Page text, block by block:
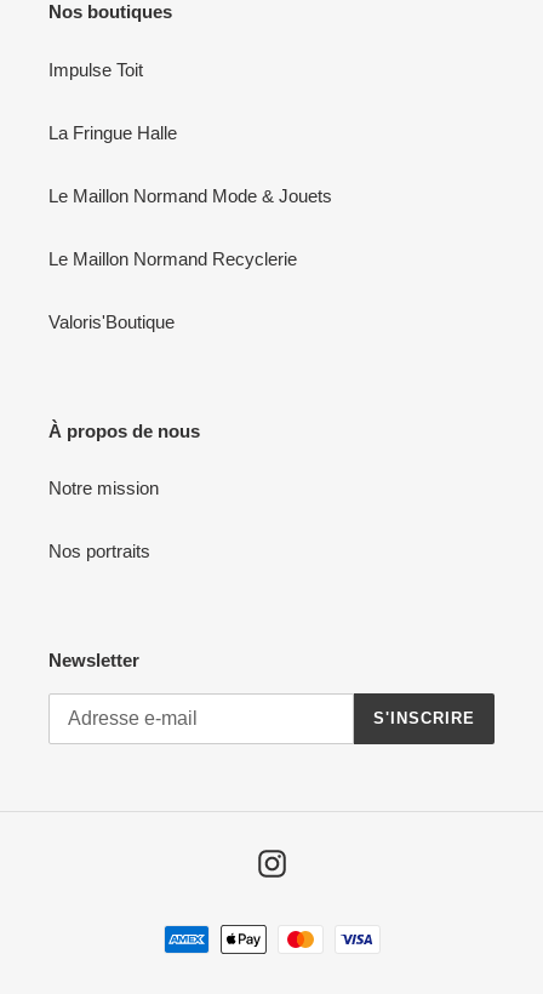
Nos boutiques
Impulse Toit
La Fringue Halle
Le Maillon Normand Mode & Jouets
Le Maillon Normand Recyclerie
Valoris'Boutique
À propos de nous
Notre mission
Nos portraits
Newsletter
S'INSCRIRE
Instagram
Moyens
de